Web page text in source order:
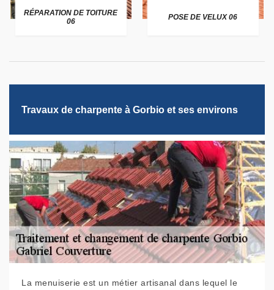
RÉPARATION DE TOITURE
06
POSE DE VELUX 06
Travaux de charpente à Gorbio et ses environs
La menuiserie est un métier artisanal dans lequel le